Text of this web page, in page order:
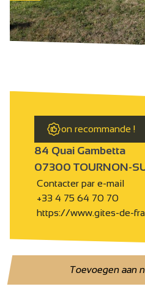
on recommande !
84 Quai Gambetta
07300 TOURNON-
Contacter par e-mail
+33 4 75 64 70 70
https://www.gites-de-
Toevoegen aan